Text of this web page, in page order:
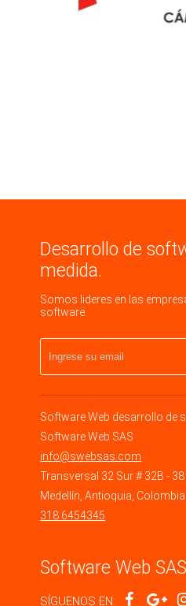
Desarrollo de
medida.
Somos lideres en las
software.
Software Web desarrollo de
Software Web SAS
info@swebsas.com
Transversal 32 Sur # 32B -
Medellín ,Antioquia Colombia
318 6454345
Software Web SAS
SÍGUENOS EN: